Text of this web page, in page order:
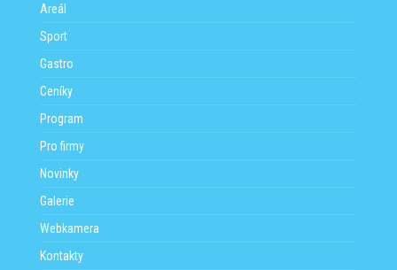
Areál
Sport
Gastro
Ceníky
Program
Pro firmy
Novinky
Galerie
Webkamera
Kontakty